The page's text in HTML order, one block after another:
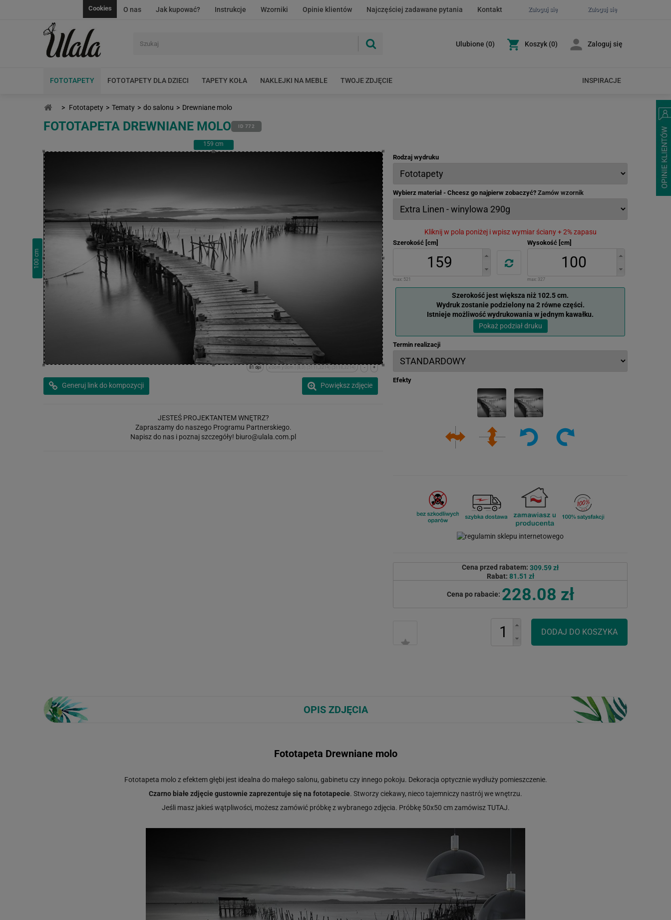
Zaloguj się
Zaloguj się
O nas Jak kupować? Instrukcje Wzorniki Opinie klientów Najczęściej zadawane pytania Kontakt
Cookies
Ulubione (0) Koszyk (0) Zaloguj się
FOTOTAPETY FOTOTAPETY DLA DZIECI TAPETY KOŁA NAKLEJKI NA MEBLE TWOJE ZDJĘCIE INSPIRACJE
> Fototapety > Tematy > do salonu > Drewniane molo
FOTOTAPETA DREWNIANE MOLO ID 772
159 cm
100
cm
+
-
x:0cm y:0cm | (8,0) (5111,3214) (5118,3214)
81 dpi
Powiększ zdjęcie
Generuj link do kompozycji
JESTEŚ PROJEKTANTEM WNĘTRZ?
Zapraszamy do naszego Programu Partnerskiego.
Napisz do nas i poznaj szczegóły! biuro@ulala.com.pl
Rodzaj wydruku
Wybierz materiał - Chcesz go najpierw zobaczyć? Zamów wzornik
Kliknij w pola poniżej i wpisz wymiar ściany + 2% zapasu
Szerokość [cm]
max: 521
Wysokość [cm]
max: 327
Szerokość jest większa niż 102.5 cm.
Wydruk zostanie podzielony na 2 równe części.
Istnieje możliwość wydrukowania w jednym kawałku.
Pokaż podział druku
Termin realizacji
Efekty
Cena przed rabatem: 309.59 zł
Rabat: 81.51 zł
Cena po rabacie: 228.08 zł
OPIS ZDJĘCIA
Fototapeta Drewniane molo
Fototapeta molo z efektem głębi jest idealna do małego salonu, gabinetu czy innego pokoju. Dekoracja optycznie wydłuży pomieszczenie.
Czarno białe zdjęcie gustownie zaprezentuje się na fototapecie. Stworzy ciekawy, nieco tajemniczy nastrój we wnętrzu.
Jeśli masz jakieś wątpliwości, możesz zamówić próbkę z wybranego zdjęcia. Próbkę 50x50 cm zamówiszTUTAJ.